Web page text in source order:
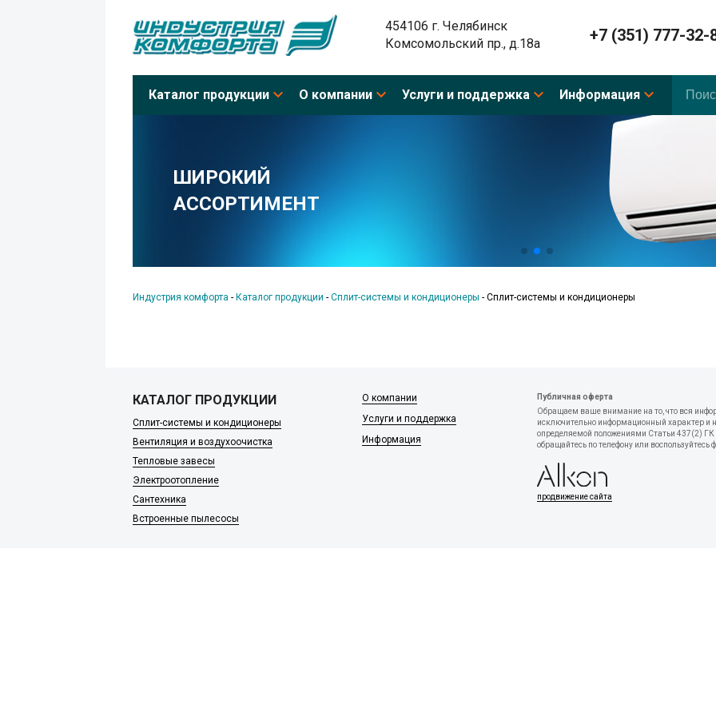
454106 г. Челябинск
Комсомольский пр., д.18а
+7 (351) 777-32-
Каталог продукции О компании Услуги и поддержка Информация
ШИРОКИЙ
АССОРТИМЕНТ
Индустрия комфорта - Каталог продукции - Сплит-системы и кондиционеры - Сплит-системы и кондиционеры
КАТАЛОГ ПРОДУКЦИИ
Сплит-системы и кондиционеры
Вентиляция и воздухоочистка
Тепловые завесы
Электроотопление
Сантехника
Встроенные пылесосы
О компании
Услуги и поддержка
Информация
Публичная оферта
Обращаем ваше внимание на то, что вся
исключительно информационный характер и
определяемой положениями Статьи 437(2)
обращайтесь по телефону или воспользуйтесь
продвижение сайта